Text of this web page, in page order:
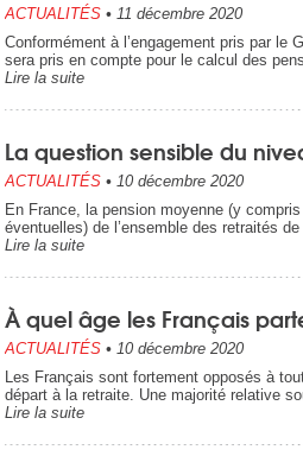
ACTUALITÉS • 11 décembre 2020
Conformément à l’engagement pris par le
sera pris en compte pour le calcul des
Lire la suite
La question sensible du
ACTUALITÉS • 10 décembre 2020
En France, la pension moyenne (y
éventuelles) de l’ensemble des retraités
Lire la suite
À quel âge les Français
ACTUALITÉS • 10 décembre 2020
Les Français sont fortement opposés à
départ à la retraite. Une majorité relative
Lire la suite